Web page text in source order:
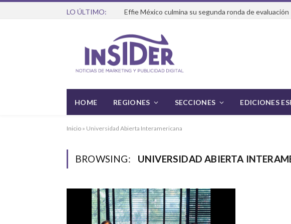
LO ÚLTIMO: Effie México culmina su segunda ronda de evaluación
HOME REGIONES SECCIONES EDICIONES
Inicio » Universidad Abierta Interamericana
BROWSING: UNIVERSIDAD ABIERTA